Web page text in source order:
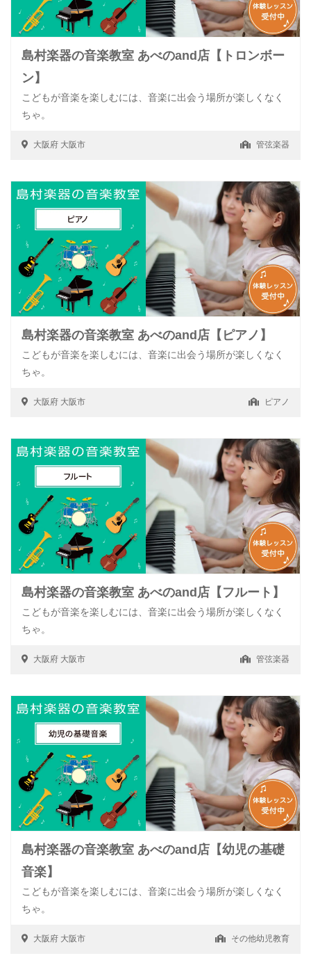
島村楽器の音楽教室 あべのand店【トロンボー
ン】
こどもが音楽を楽しむには、音楽に出会う場所が楽しくなく
ちゃ。
大阪府 大阪市 管弦楽器
島村楽器の音楽教室 あべのand店【ピアノ】
こどもが音楽を楽しむには、音楽に出会う場所が楽しくなく
ちゃ。
大阪府 大阪市 ピアノ
島村楽器の音楽教室 あべのand店【フルート】
こどもが音楽を楽しむには、音楽に出会う場所が楽しくなく
ちゃ。
大阪府 大阪市 管弦楽器
島村楽器の音楽教室 あべのand店【幼児の基礎
音楽】
こどもが音楽を楽しむには、音楽に出会う場所が楽しくなく
ちゃ。
大阪府 大阪市 その他幼児教育